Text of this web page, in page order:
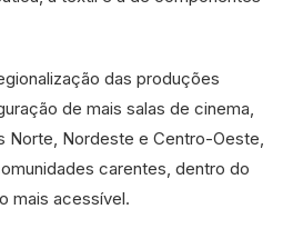
das produções
de mais salas de cinema,
Norte, Nordeste e Centro-Oeste,
carentes, dentro do
mais acessível.